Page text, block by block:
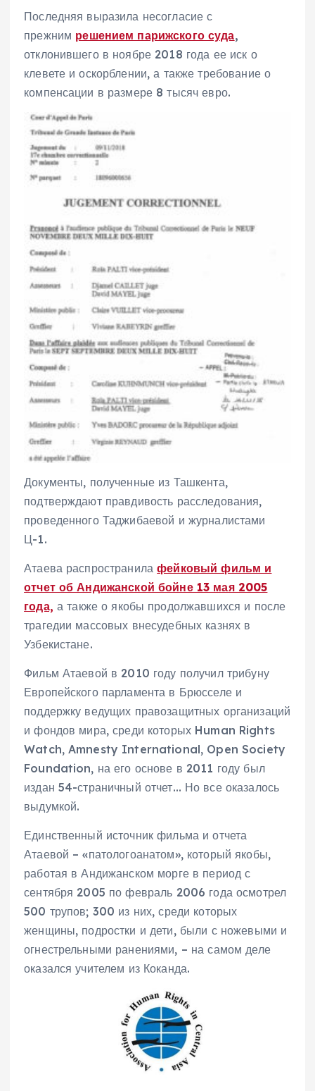
Последняя выразила несогласие с
прежним решением парижского суда,
отклонившего в ноябре 2018 года ее иск о
клевете и оскорблении, а также требование о
компенсации в размере 8 тысяч евро.
Документы, полученные из Ташкента,
подтверждают правдивость расследования,
проведенного Таджибаевой и журналистами
Ц-1.
Атаева распространилафейковый фильм и
отчет об Андижанской бойне 13 мая 2005
года, а также о якобы продолжавшихся и после
трагедии массовых внесудебных казнях в
Узбекистане.
Фильм Атаевой в 2010 году получил трибуну
Европейского парламента в Брюсселе и
поддержку ведущих правозащитных организаций
и фондов мира, среди которых Human Rights
Watch, Amnesty International, Open Society
Foundation, на его основе в 2011 году был
издан 54-страничный отчет… Но все оказалось
выдумкой.
Единственный источник фильма и отчета
Атаевой – «патологоанатом», который якобы,
работая в Андижанском морге в период с
сентября 2005 по февраль 2006 года осмотрел
500 трупов; 300 из них, среди которых
женщины, подростки и дети, были с ножевыми и
огнестрельными ранениями, – на самом деле
оказался учителем из Коканда.